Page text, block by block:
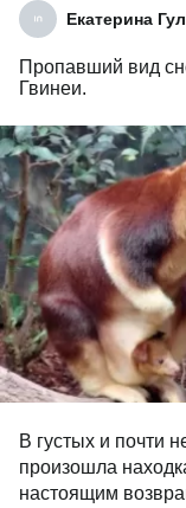
Екатерина
Пропавший вид
Гвинеи.
В густых и почти
произошла
настоящим